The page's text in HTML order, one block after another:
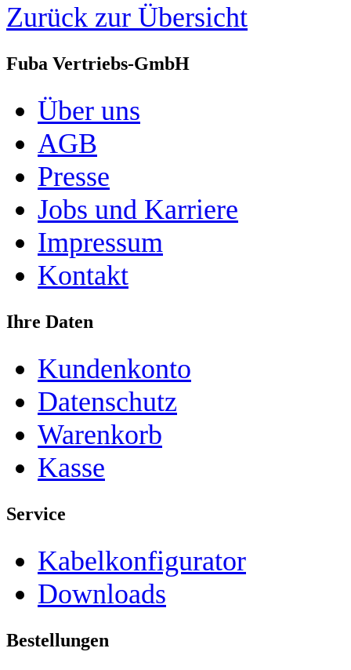
Zurück zur Übersicht
Fuba Vertriebs-GmbH
Über uns
AGB
Presse
Jobs und Karriere
Impressum
Kontakt
Ihre Daten
Kundenkonto
Datenschutz
Warenkorb
Kasse
Service
Kabelkonfigurator
Downloads
Bestellungen